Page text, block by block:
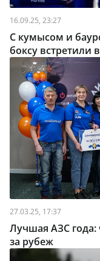
16.09.25, 23:27
С кумысом и
боксу встретили
27.03.25, 17:37
Лучшая АЗС года:
за рубеж